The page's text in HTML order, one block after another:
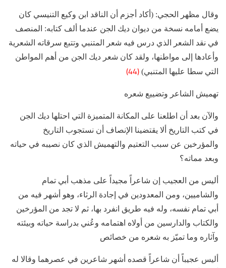
وقال مظهر الحجي: (أكاد أجزم أن الناقد ابن وكيع التنيسي كان
يضع أمامه نسخة من ديوان ديك الجن عندما ألف كتابه: المنصف
في نقد الشعر الذي درس فيه شعر المتنبي وتتبع سرقاته الشعرية
وأعادها إلى مواطنها، ولقد كان شعر ديك الجن من أهم المواطن
التي سطا عليها المتنبي) (44)
تهميش الشاعر وتضييع شعره
والآن بعد أن اطلعنا على المكانة المتميزة التي احتلها ديك الجن
في كتب التاريخ ألا يقتضينا الإنصاف أن نستجوب التاريخ
والمؤرخين عن سبب التعتيم والتهميش الذي كان نصيبه في حياته
وبعد مماته؟
أليس من العجيب إن شاعراً مجيداً على مذهب أبي تمام
والشاميين، ومن المعدودين في إجادة الرثاء، وهو أشهر فيه من
أبي تمام نفسه، وله فيه طريق انفرد بها، ثم لا تجد من المؤرخين
والكتاب والدارسين من أولاه اهتمامه وعُني بدراسة حياته وبيئته
وآثاره وما تميّز به شعره من خصائص
أليس عجيباً أن شاعراً قصده أشهر شاعرين في عصرهما وقالا له